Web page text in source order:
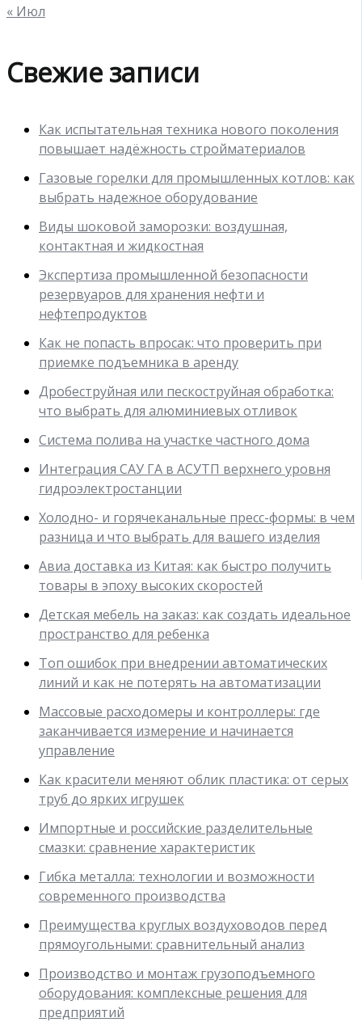
« Июл
Свежие записи
Как испытательная техника нового поколения
повышает надёжность стройматериалов
Газовые горелки для промышленных котлов: как
выбрать надежное оборудование
Виды шоковой заморозки: воздушная,
контактная и жидкостная
Экспертиза промышленной безопасности
резервуаров для хранения нефти и
нефтепродуктов
Как не попасть впросак: что проверить при
приемке подъемника в аренду
Дробеструйная или пескоструйная обработка:
что выбрать для алюминиевых отливок
Система полива на участке частного дома
Интеграция САУ ГА в АСУТП верхнего уровня
гидроэлектростанции
Холодно- и горячеканальные пресс-формы: в чем
разница и что выбрать для вашего изделия
Авиа доставка из Китая: как быстро получить
товары в эпоху высоких скоростей
Детская мебель на заказ: как создать идеальное
пространство для ребенка
Топ ошибок при внедрении автоматических
линий и как не потерять на автоматизации
Массовые расходомеры и контроллеры: где
заканчивается измерение и начинается
управление
Как красители меняют облик пластика: от серых
труб до ярких игрушек
Импортные и российские разделительные
смазки: сравнение характеристик
Гибка металла: технологии и возможности
современного производства
Преимущества круглых воздуховодов перед
прямоугольными: сравнительный анализ
Производство и монтаж грузоподъемного
оборудования: комплексные решения для
предприятий